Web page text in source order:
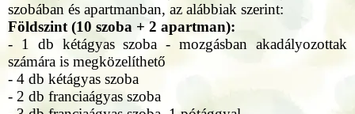
szobában és apartmanban, az alábbiak szerint:
Földszint (10 szoba + 2 apartman):
- 1 db kétágyas szoba - mozgásban akadályozottak
számára is megközelíthető
- 4 db kétágyas szoba
- 2 db franciaágyas szoba